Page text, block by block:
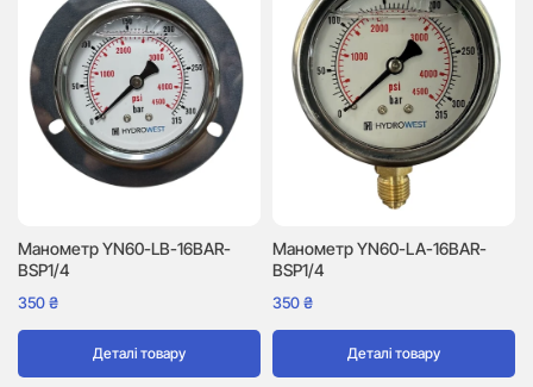
Манометр YN60-LB-16BAR-
BSP1/4
350₴
Деталі товару
Манометр YN60-LA-16BAR-
BSP1/4
350₴
Деталі товару